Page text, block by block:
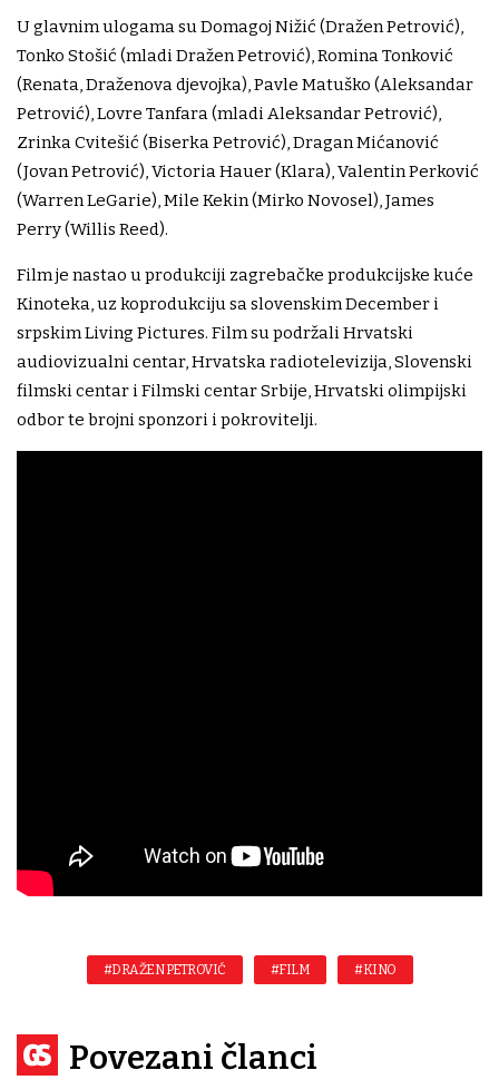
U glavnim ulogama su Domagoj Nižić (Dražen Petrović),
Tonko Stošić (mladi Dražen Petrović), Romina Tonković
(Renata, Draženova djevojka), Pavle Matuško (Aleksandar
Petrović), Lovre Tanfara (mladi Aleksandar Petrović),
Zrinka Cvitešić (Biserka Petrović), Dragan Mićanović
(Jovan Petrović), Victoria Hauer (Klara), Valentin Perković
(Warren LeGarie), Mile Kekin (Mirko Novosel), James
Perry (Willis Reed).
Film je nastao u produkciji zagrebačke produkcijske kuće
Kinoteka, uz koprodukciju sa slovenskim December i
srpskim Living Pictures. Film su podržali Hrvatski
audiovizualni centar, Hrvatska radiotelevizija, Slovenski
filmski centar i Filmski centar Srbije, Hrvatski olimpijski
odbor te brojni sponzori i pokrovitelji.
#DRAŽEN PETROVIĆ #FILM #KINO
Povezani članci